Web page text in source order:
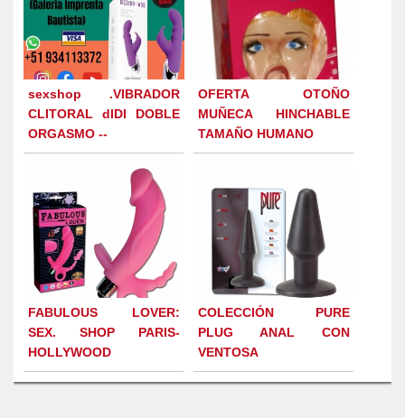
sexshop .VIBRADOR
CLITORAL dIDI DOBLE
ORGASMO --
OFERTA OTOÑO
MUÑECA HINCHABLE
TAMAÑO HUMANO
FABULOUS LOVER:
SEX. SHOP PARIS-
HOLLYWOOD
COLECCIÓN PURE
PLUG ANAL CON
VENTOSA